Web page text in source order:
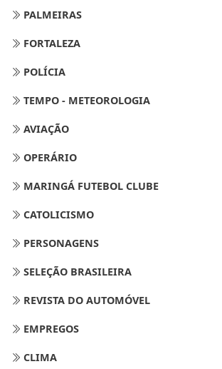
PALMEIRAS
FORTALEZA
POLÍCIA
TEMPO - METEOROLOGIA
AVIAÇÃO
OPERÁRIO
MARINGÁ FUTEBOL CLUBE
CATOLICISMO
PERSONAGENS
SELEÇÃO BRASILEIRA
REVISTA DO AUTOMÓVEL
EMPREGOS
CLIMA